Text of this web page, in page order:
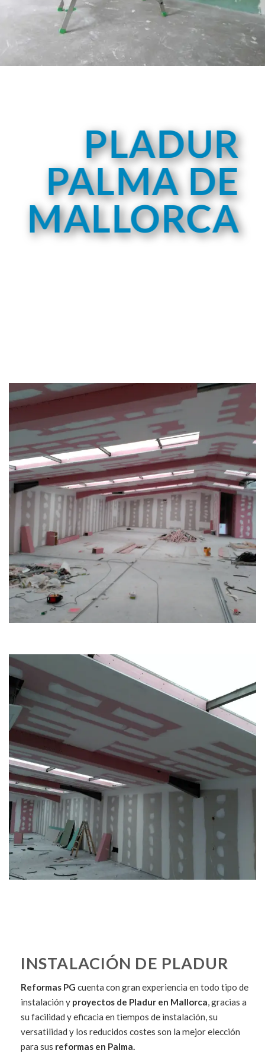
PLADUR
PALMA DE
MALLORCA
INSTALACIÓN DE PLADUR
Reformas PG cuenta con gran experiencia en todo tipo de
instalación y proyectos de Pladur en Mallorca, gracias a
su facilidad y eficacia en tiempos de instalación, su
versatilidad y los reducidos costes son la mejor elección
para sus reformas en Palma.